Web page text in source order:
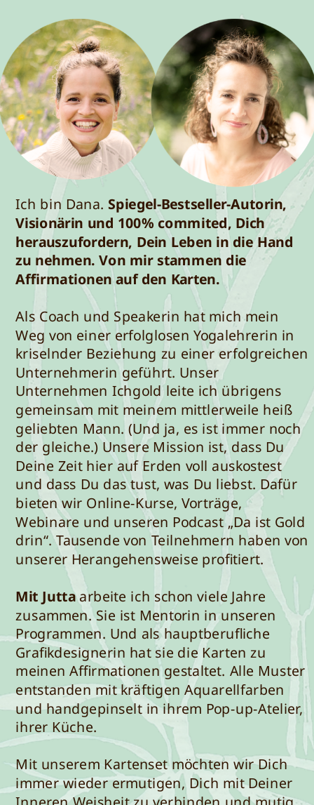
Ich bin Dana. Spiegel-Bestseller-Autorin,
Visionärin und 100% commited, Dich
herauszufordern, Dein Leben in die Hand
zu nehmen. Von mir stammen die
Affirmationen auf den Karten.
Als Coach und Speakerin hat mich mein
Weg von einer erfolglosen Yogalehrerin in
kriselnder Beziehung zu einer erfolgreichen
Unternehmerin geführt. Unser
Unternehmen Ichgold leite ich übrigens
gemeinsam mit meinem mittlerweile heiß
geliebten Mann. (Und ja, es ist immer noch
der gleiche.) Unsere Mission ist, dass Du
Deine Zeit hier auf Erden voll auskostest
und dass Du das tust, was Du liebst. Dafür
bieten wir Online-Kurse, Vorträge,
Webinare und unseren Podcast „Da ist Gold
drin“. Tausende von Teilnehmern haben von
unserer Herangehensweise profitiert.
Mit Juttaarbeite ich schon viele Jahre
zusammen. Sie ist Mentorin in unseren
Programmen. Und als hauptberufliche
Grafikdesignerin hat sie die Karten zu
meinen Affirmationen gestaltet. Alle Muster
entstanden mit kräftigen Aquarellfarben
und handgepinselt in ihrem Pop-up-Atelier,
ihrer Küche.
Mit unserem Kartenset möchten wir Dich
immer wieder ermutigen, Dich mit Deiner